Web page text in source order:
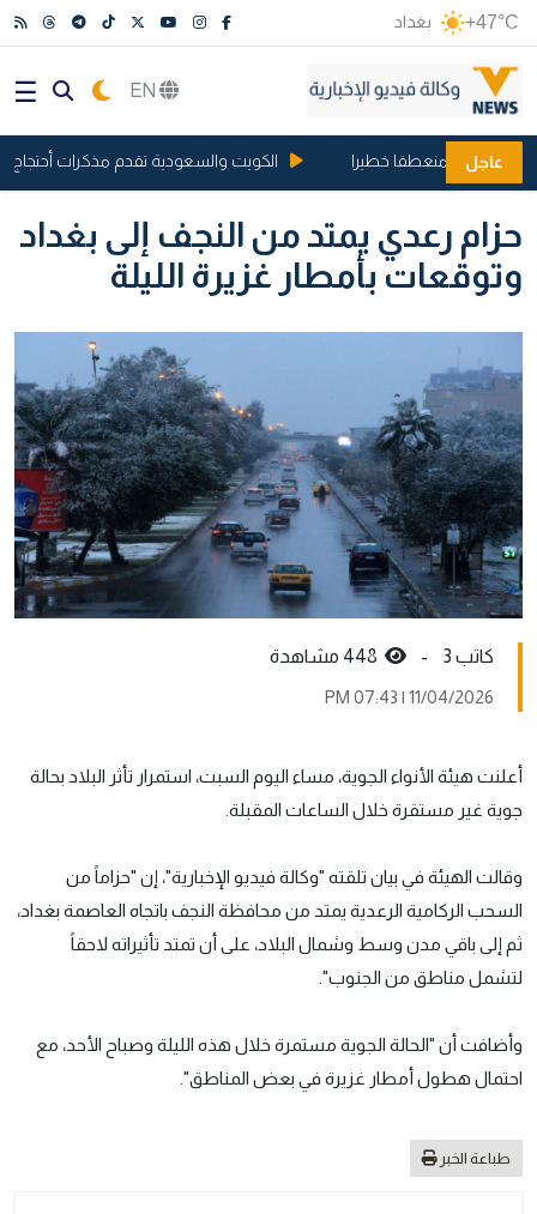
+47°C بغداد
عاجل
تأخذ منعطفا خطيرا الكويت والسعودية تقدم مذكرات أحتجاج
حزام رعدي يمتد من النجف إلى بغداد
وتوقعات بأمطار غزيرة الليلة
كاتب 3 -
11/04/2026 | 07:43 PM
أعلنت هيئة الأنواء الجوية، مساء اليوم السبت، استمرار تأثر البلاد بحالة
جوية غير مستقرة خلال الساعات المقبلة.
وقالت الهيئة في بيان تلقته "وكالة فيديو الإخبارية"، إن "حزاماً من
السحب الركامية الرعدية يمتد من محافظة النجف باتجاه العاصمة بغداد،
ثم إلى باقي مدن وسط وشمال البلاد، على أن تمتد تأثيراته لاحقاً
لتشمل مناطق من الجنوب".
وأضافت أن "الحالة الجوية مستمرة خلال هذه الليلة وصباح الأحد، مع
احتمال هطول أمطار غزيرة في بعض المناطق".
طباعة الخبر